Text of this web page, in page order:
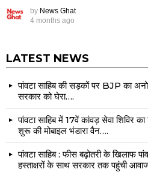
by News Ghat
4 months ago
LATEST NEWS
पांवटा साहिब की सड़कों पर BJP का
सरकार को घेरा….
पांवटा साहिब में 17वें कांवड़ सेवा शिविर
शुरू की मोबाइल भंडारा वैन….
पांवटा साहिब : फीस बढ़ोतरी के खिलाफ
हस्ताक्षरों के साथ सरकार तक पहुंची